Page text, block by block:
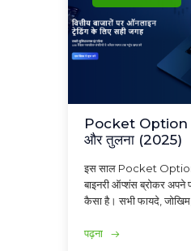
Pocket Option –
और तुलना (2025)
इस साल Pocket Option
बाइनरी ऑप्शंस ब्रोकर अपने
कैसा है। सभी फायदे,
पढ़ना